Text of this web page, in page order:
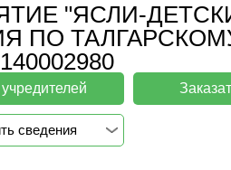
"ЯСЛИ-
ПО
сведения